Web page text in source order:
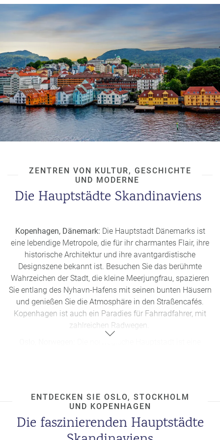
ZENTREN VON KULTUR, GESCHICHTE
UND MODERNE
Die Hauptstädte Skandinaviens
Kopenhagen, Dänemark: Die Hauptstadt Dänemarks ist
eine lebendige Metropole, die für ihr charmantes Flair, ihre
historische Architektur und ihre avantgardistische
Designszene bekannt ist. Besuchen Sie das berühmte
Wahrzeichen der Stadt, die kleine Meerjungfrau, spazieren
Sie entlang des Nyhavn-Hafens mit seinen bunten Häusern
und genießen Sie die Atmosphäre in den Straßencafés.
Kopenhagen ist auch ein Paradies für Fahrradfahrer, mit
zahlreichen Radwegen.
Holmenkollen-Skisprungturm. Oslo wird auch für seine
Museen, Galerien und Theatern.
ENTDECKEN SIE OSLO, STOCKHOLM
UND KOPENHAGEN
Die faszinierenden Hauptstädte